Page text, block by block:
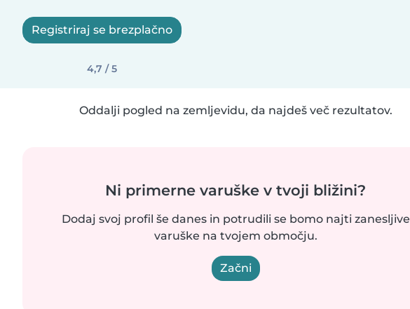
Registriraj se brezplačno
4,7 / 5
Oddalji pogled na zemljevidu, da najdeš več rezultatov.
Ni primerne varuške v tvoji bližini?
Dodaj svoj profil še danes in potrudili se bomo najti zanesljive
varuške na tvojem območju.
Začni